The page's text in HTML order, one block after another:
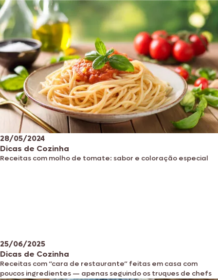
28/05/2024
Dicas de Cozinha
Receitas com molho de tomate: sabor e coloração especial
25/06/2025
Dicas de Cozinha
Receitas com “cara de restaurante” feitas em casa com
poucos ingredientes — apenas seguindo os truques de chefs